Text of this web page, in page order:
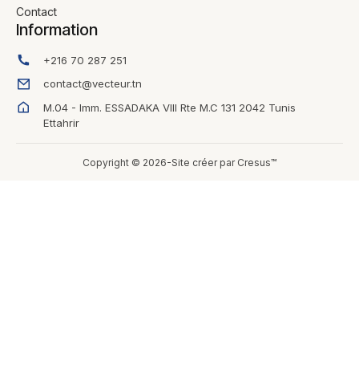
Contact
Information
+216 70 287 251
contact@vecteur.tn
M.04 - Imm. ESSADAKA VIII Rte M.C 131 2042 Tunis
Ettahrir
Copyright © 2026-Site créer par Cresus™